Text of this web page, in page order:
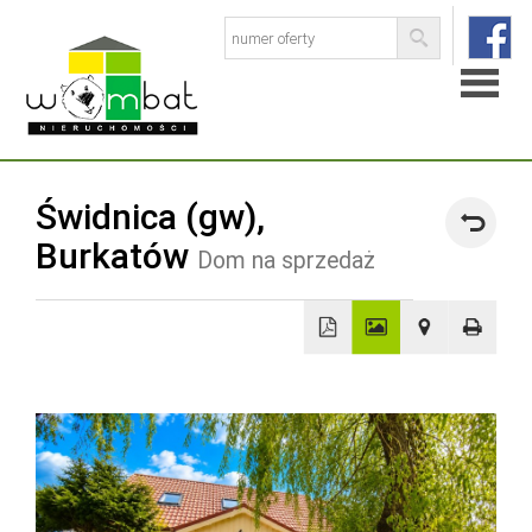
Strona
ofert
Skup
Świdnica (gw),
Burkatów Dom na sprzedaż
−